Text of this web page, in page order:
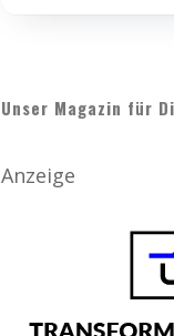
Unser Magazin für
Anzeige